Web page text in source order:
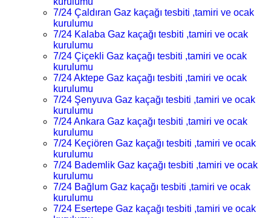
7/24 Çaldıran Gaz kaçağı tesbiti ,tamiri ve ocak
kurulumu
7/24 Kalaba Gaz kaçağı tesbiti ,tamiri ve ocak
kurulumu
7/24 Çiçekli Gaz kaçağı tesbiti ,tamiri ve ocak
kurulumu
7/24 Aktepe Gaz kaçağı tesbiti ,tamiri ve ocak
kurulumu
7/24 Şenyuva Gaz kaçağı tesbiti ,tamiri ve ocak
kurulumu
7/24 Ankara Gaz kaçağı tesbiti ,tamiri ve ocak
kurulumu
7/24 Keçiören Gaz kaçağı tesbiti ,tamiri ve ocak
kurulumu
7/24 Bademlik Gaz kaçağı tesbiti ,tamiri ve ocak
kurulumu
7/24 Bağlum Gaz kaçağı tesbiti ,tamiri ve ocak
kurulumu
7/24 Esertepe Gaz kaçağı tesbiti ,tamiri ve ocak